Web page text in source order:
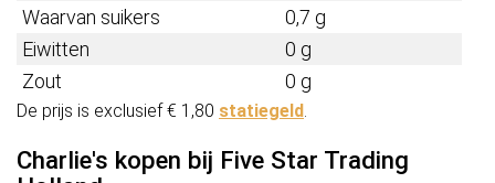
Waarvan suikers
0,7 g
Eiwitten
0 g
Zout
0 g
De prijs is exclusief € 1,80 statiegeld.
Charlie's kopen bij Five Star Trading